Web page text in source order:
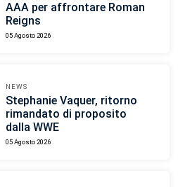
AAA per affrontare Roman
Reigns
05 Agosto 2026
NEWS
Stephanie Vaquer, ritorno
rimandato di proposito
dalla WWE
05 Agosto 2026